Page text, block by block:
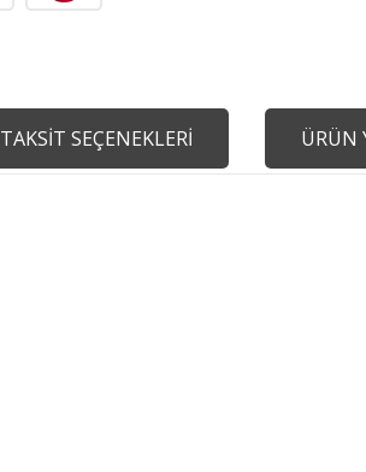
TAKSİT SEÇENEKLERİ ÜRÜN